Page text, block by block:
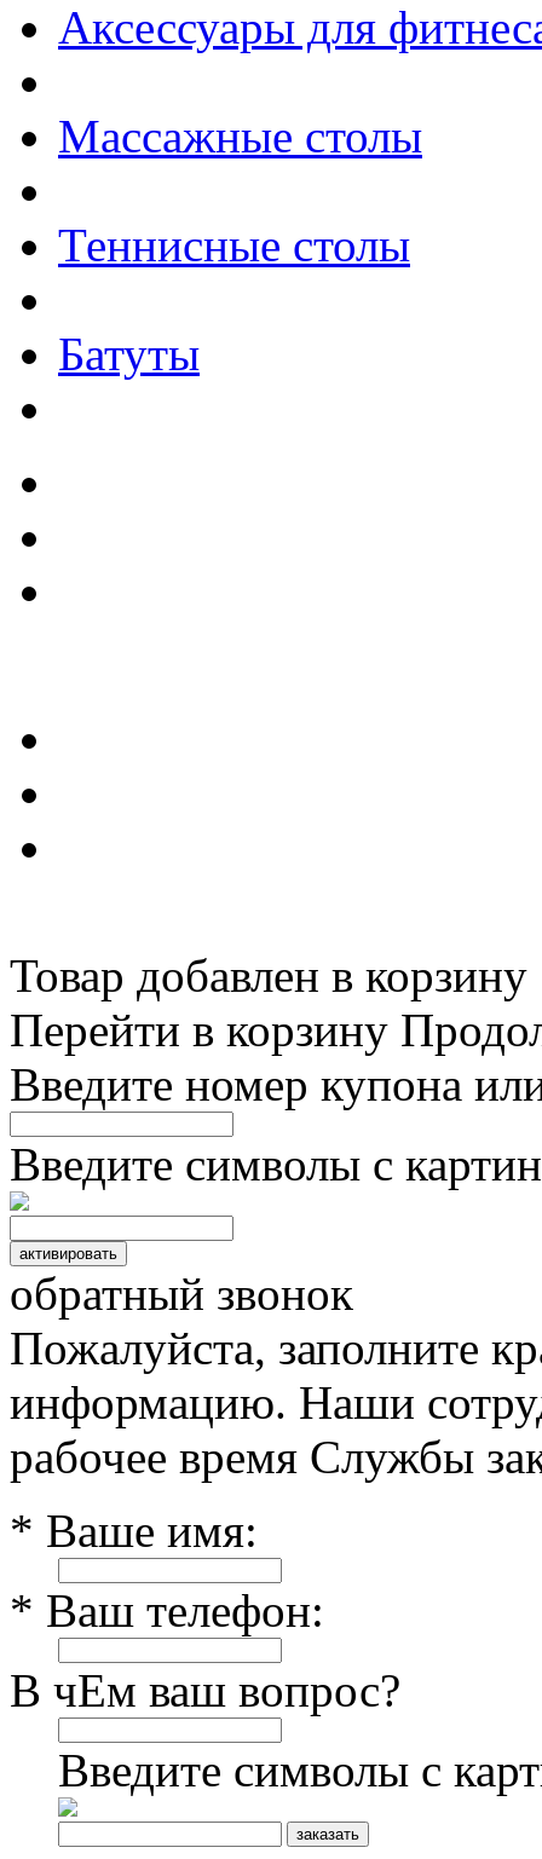
Аксессуары для
Массажные столы
Теннисные столы
Батуты
Товар добавлен в корзину
Перейти в корзину
Введите номер купона
Введите символы с
обратный звонок
Пожалуйста, заполните
информацию. Наши
рабочее время Службы
* Ваше имя:
* Ваш телефон:
В чЕм ваш вопрос?
Введите символы с